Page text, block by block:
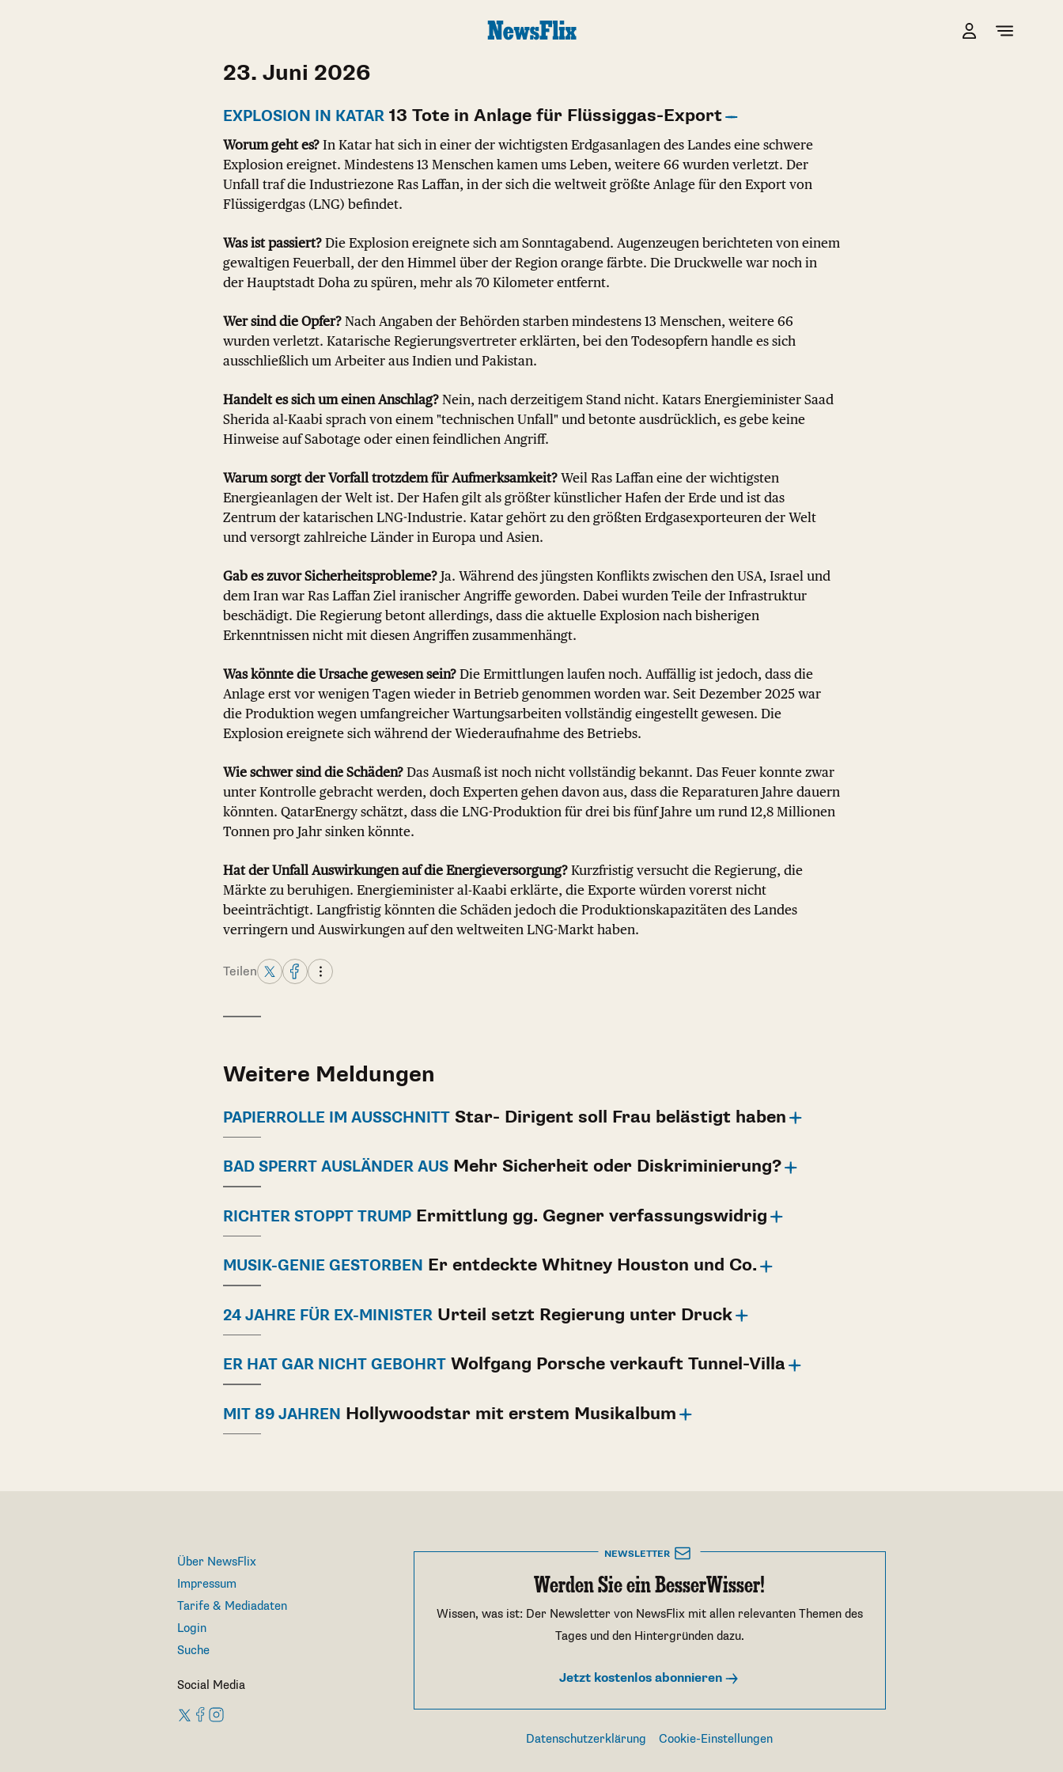
23. Juni 2026
EXPLOSION IN KATAR 13 Tote in Anlage für Flüssiggas-Export
Worum geht es? In Katar hat sich in einer der wichtigsten Erdgasanlagen des Landes eine schwere
Explosion ereignet. Mindestens 13 Menschen kamen ums Leben, weitere 66 wurden verletzt. Der
Unfall traf die Industriezone Ras Laffan, in der sich die weltweit größte Anlage für den Export von
Flüssigerdgas (LNG) befindet.
Was ist passiert? Die Explosion ereignete sich am Sonntagabend. Augenzeugen berichteten von einem
gewaltigen Feuerball, der den Himmel über der Region orange färbte. Die Druckwelle war noch in
der Hauptstadt Doha zu spüren, mehr als 70 Kilometer entfernt.
Wer sind die Opfer? Nach Angaben der Behörden starben mindestens 13 Menschen, weitere 66
wurden verletzt. Katarische Regierungsvertreter erklärten, bei den Todesopfern handle es sich
ausschließlich um Arbeiter aus Indien und Pakistan.
Handelt es sich um einen Anschlag? Nein, nach derzeitigem Stand nicht. Katars Energieminister Saad
Sherida al-Kaabi sprach von einem "technischen Unfall" und betonte ausdrücklich, es gebe keine
Hinweise auf Sabotage oder einen feindlichen Angriff.
Warum sorgt der Vorfall trotzdem für Aufmerksamkeit? Weil Ras Laffan eine der wichtigsten
Energieanlagen der Welt ist. Der Hafen gilt als größter künstlicher Hafen der Erde und ist das
Zentrum der katarischen LNG-Industrie. Katar gehört zu den größten Erdgasexporteuren der Welt
und versorgt zahlreiche Länder in Europa und Asien.
Gab es zuvor Sicherheitsprobleme? Ja. Während des jüngsten Konflikts zwischen den USA, Israel und
dem Iran war Ras Laffan Ziel iranischer Angriffe geworden. Dabei wurden Teile der Infrastruktur
beschädigt. Die Regierung betont allerdings, dass die aktuelle Explosion nach bisherigen
Erkenntnissen nicht mit diesen Angriffen zusammenhängt.
Was könnte die Ursache gewesen sein? Die Ermittlungen laufen noch. Auffällig ist jedoch, dass die
Anlage erst vor wenigen Tagen wieder in Betrieb genommen worden war. Seit Dezember 2025 war
die Produktion wegen umfangreicher Wartungsarbeiten vollständig eingestellt gewesen. Die
Explosion ereignete sich während der Wiederaufnahme des Betriebs.
Wie schwer sind die Schäden? Das Ausmaß ist noch nicht vollständig bekannt. Das Feuer konnte zwar
unter Kontrolle gebracht werden, doch Experten gehen davon aus, dass die Reparaturen Jahre dauern
könnten. QatarEnergy schätzt, dass die LNG-Produktion für drei bis fünf Jahre um rund 12,8 Millionen
Tonnen pro Jahr sinken könnte.
Hat der Unfall Auswirkungen auf die Energieversorgung? Kurzfristig versucht die Regierung, die
Märkte zu beruhigen. Energieminister al-Kaabi erklärte, die Exporte würden vorerst nicht
beeinträchtigt. Langfristig könnten die Schäden jedoch die Produktionskapazitäten des Landes
verringern und Auswirkungen auf den weltweiten LNG-Markt haben.
Teilen
Weitere Meldungen
PAPIERROLLE IM AUSSCHNITT Star- Dirigent soll Frau belästigt haben
BAD SPERRT AUSLÄNDER AUS Mehr Sicherheit oder Diskriminierung?
RICHTER STOPPT TRUMP Ermittlung gg. Gegner verfassungswidrig
MUSIK-GENIE GESTORBEN Er entdeckte Whitney Houston und Co.
24 JAHRE FÜR EX-MINISTER Urteil setzt Regierung unter Druck
ER HAT GAR NICHT GEBOHRT Wolfgang Porsche verkauft Tunnel-Villa
MIT 89 JAHREN Hollywoodstar mit erstem Musikalbum
Über NewsFlix
Impressum
Tarife & Mediadaten
Login
Suche
Social Media
NEWSLETTER
Werden Sie ein BesserWisser!
Wissen, was ist: Der Newsletter von NewsFlix mit allen relevanten Themen des
Tages und den Hintergründen dazu.
Jetzt kostenlos abonnieren
Datenschutzerklärung Cookie-Einstellungen